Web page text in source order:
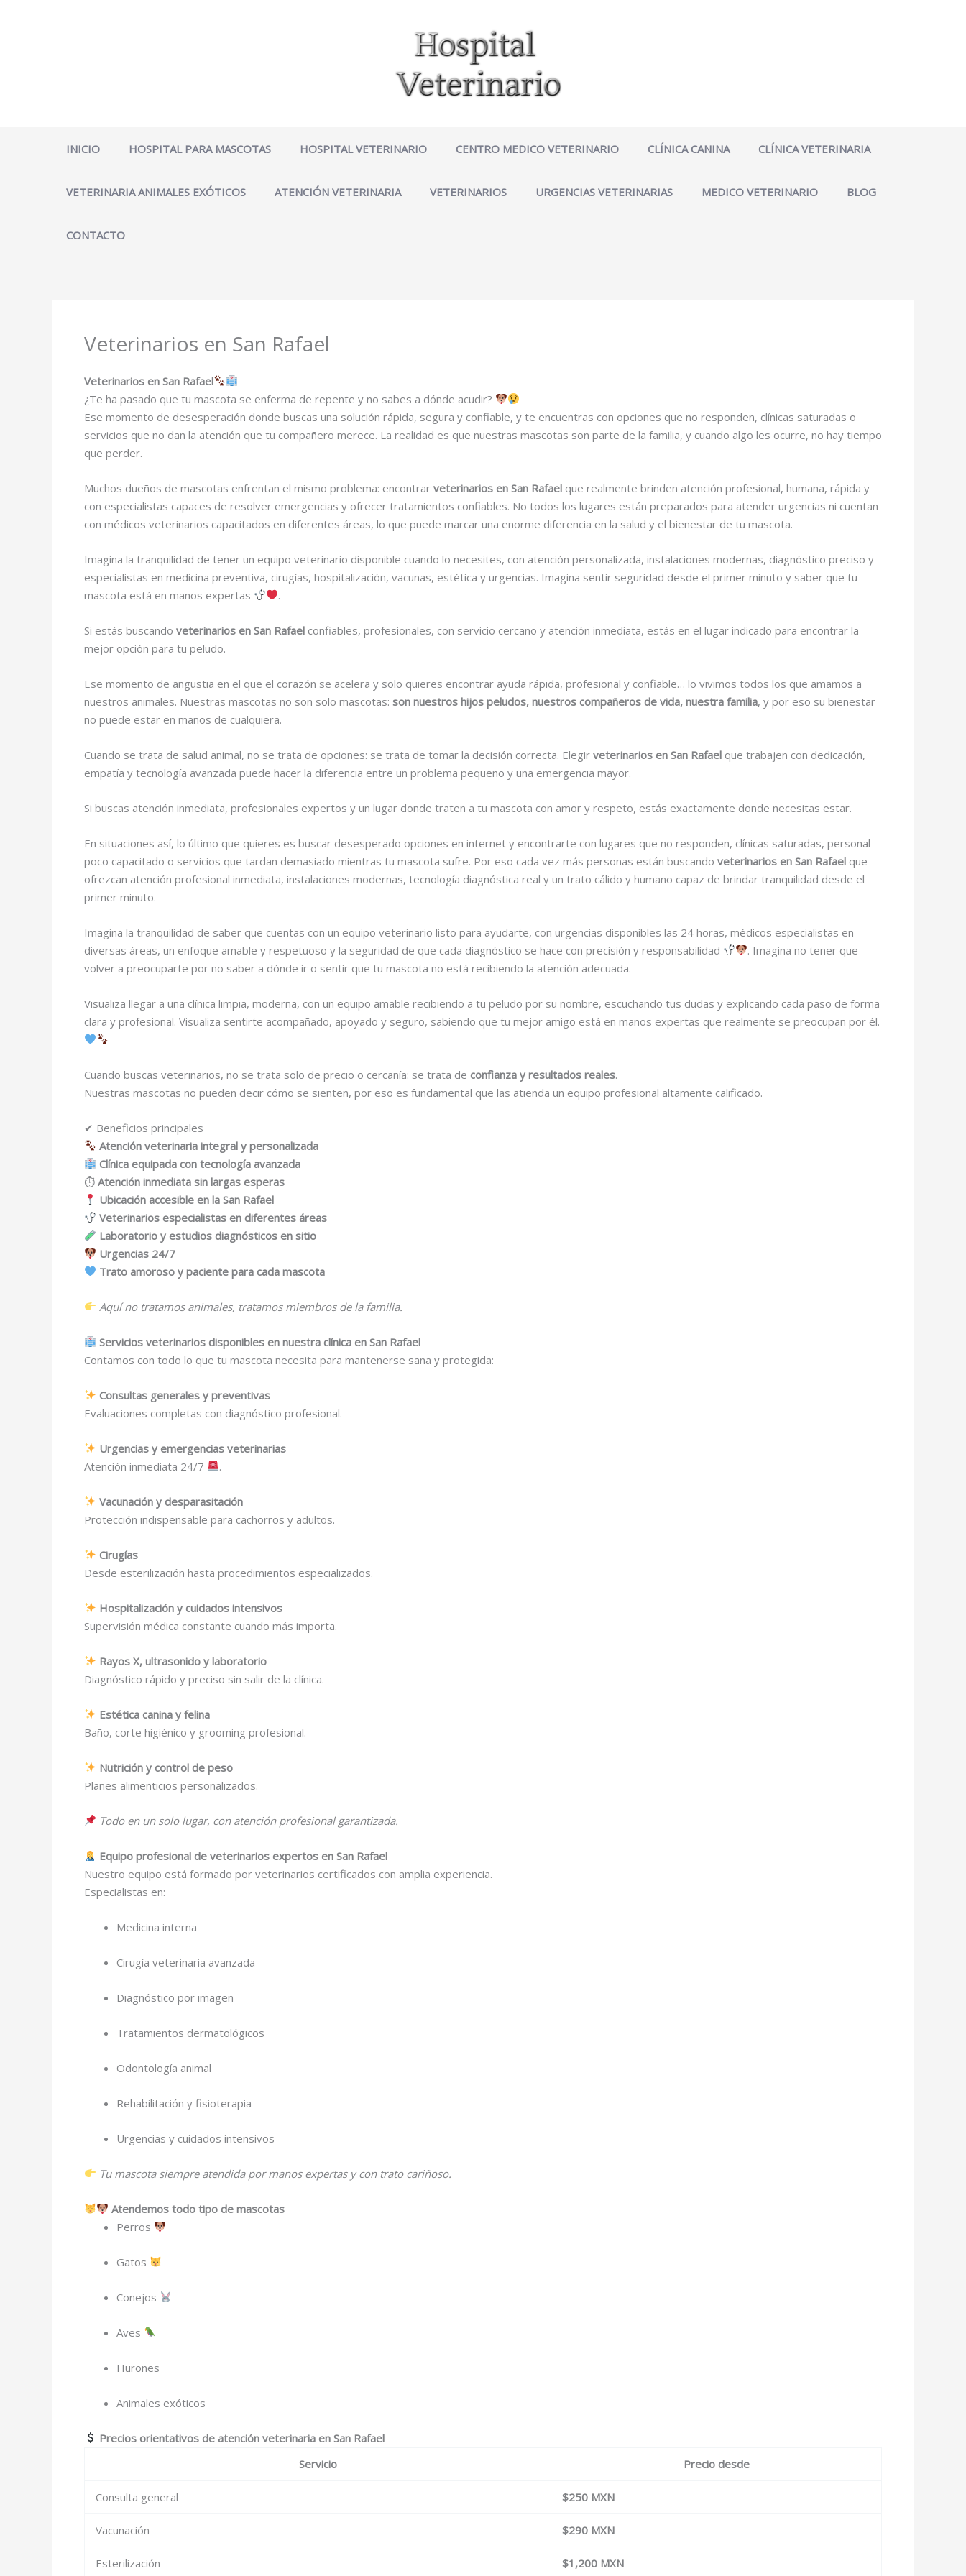
INICIO HOSPITAL PARA MASCOTAS HOSPITAL VETERINARIO CENTRO MEDICO VETERINARIO CLÍNICA CANINA CLÍNICA VETERINARIA
VETERINARIA ANIMALES EXÓTICOS ATENCIÓN VETERINARIA VETERINARIOS URGENCIAS VETERINARIAS MEDICO VETERINARIO BLOG
CONTACTO
Veterinarios en San Rafael
Veterinarios en San Rafael
¿Te ha pasado que tu mascota se enferma de repente y no sabes a dónde acudir?
Ese momento de desesperación donde buscas una solución rápida, segura y confiable, y te encuentras con opciones que no responden, clínicas saturadas o
servicios que no dan la atención que tu compañero merece. La realidad es que nuestras mascotas son parte de la familia, y cuando algo les ocurre, no hay tiempo
que perder.
Muchos dueños de mascotas enfrentan el mismo problema: encontrar veterinarios en San Rafael que realmente brinden atención profesional, humana, rápida y
con especialistas capaces de resolver emergencias y ofrecer tratamientos confiables. No todos los lugares están preparados para atender urgencias ni cuentan
con médicos veterinarios capacitados en diferentes áreas, lo que puede marcar una enorme diferencia en la salud y el bienestar de tu mascota.
Imagina la tranquilidad de tener un equipo veterinario disponible cuando lo necesites, con atención personalizada, instalaciones modernas, diagnóstico preciso y
especialistas en medicina preventiva, cirugías, hospitalización, vacunas, estética y urgencias. Imagina sentir seguridad desde el primer minuto y saber que tu
mascota está en manos expertas
.
Si estás buscando veterinarios en San Rafael confiables, profesionales, con servicio cercano y atención inmediata, estás en el lugar indicado para encontrar la
mejor opción para tu peludo.
Ese momento de angustia en el que el corazón se acelera y solo quieres encontrar ayuda rápida, profesional y confiable… lo vivimos todos los que amamos a
nuestros animales. Nuestras mascotas no son solo mascotas: son nuestros hijos peludos, nuestros compañeros de vida, nuestra familia, y por eso su bienestar
no puede estar en manos de cualquiera.
Cuando se trata de salud animal, no se trata de opciones: se trata de tomar la decisión correcta. Elegir veterinarios en San Rafael que trabajen con dedicación,
empatía y tecnología avanzada puede hacer la diferencia entre un problema pequeño y una emergencia mayor.
Si buscas atención inmediata, profesionales expertos y un lugar donde traten a tu mascota con amor y respeto, estás exactamente donde necesitas estar.
En situaciones así, lo último que quieres es buscar desesperado opciones en internet y encontrarte con lugares que no responden, clínicas saturadas, personal
poco capacitado o servicios que tardan demasiado mientras tu mascota sufre. Por eso cada vez más personas están buscando veterinarios en San Rafael que
ofrezcan atención profesional inmediata, instalaciones modernas, tecnología diagnóstica real y un trato cálido y humano capaz de brindar tranquilidad desde el
primer minuto.
Imagina la tranquilidad de saber que cuentas con un equipo veterinario listo para ayudarte, con urgencias disponibles las 24 horas, médicos especialistas en
diversas áreas, un enfoque amable y respetuoso y la seguridad de que cada diagnóstico se hace con precisión y responsabilidad
. Imagina no tener que
volver a preocuparte por no saber a dónde ir o sentir que tu mascota no está recibiendo la atención adecuada.
Visualiza llegar a una clínica limpia, moderna, con un equipo amable recibiendo a tu peludo por su nombre, escuchando tus dudas y explicando cada paso de forma
clara y profesional. Visualiza sentirte acompañado, apoyado y seguro, sabiendo que tu mejor amigo está en manos expertas que realmente se preocupan por él.
Cuando buscas veterinarios, no se trata solo de precio o cercanía: se trata de confianza y resultados reales.
Nuestras mascotas no pueden decir cómo se sienten, por eso es fundamental que las atienda un equipo profesional altamente calificado.
✔ Beneficios principales
Atención veterinaria integral y personalizada
Clínica equipada con tecnología avanzada
⏱ Atención inmediata sin largas esperas
Ubicación accesible en la San Rafael
Veterinarios especialistas en diferentes áreas
Laboratorio y estudios diagnósticos en sitio
Urgencias 24/7
Trato amoroso y paciente para cada mascota
Aquí no tratamos animales, tratamos miembros de la familia.
Servicios veterinarios disponibles en nuestra clínica en San Rafael
Contamos con todo lo que tu mascota necesita para mantenerse sana y protegida:
Consultas generales y preventivas
Evaluaciones completas con diagnóstico profesional.
Urgencias y emergencias veterinarias
Atención inmediata 24/7
.
Vacunación y desparasitación
Protección indispensable para cachorros y adultos.
Cirugías
Desde esterilización hasta procedimientos especializados.
Hospitalización y cuidados intensivos
Supervisión médica constante cuando más importa.
Rayos X, ultrasonido y laboratorio
Diagnóstico rápido y preciso sin salir de la clínica.
Estética canina y felina
Baño, corte higiénico y grooming profesional.
Nutrición y control de peso
Planes alimenticios personalizados.
Todo en un solo lugar, con atención profesional garantizada.
Equipo profesional de veterinarios expertos en San Rafael
Nuestro equipo está formado por veterinarios certificados con amplia experiencia.
Especialistas en:
Medicina interna
Cirugía veterinaria avanzada
Diagnóstico por imagen
Tratamientos dermatológicos
Odontología animal
Rehabilitación y fisioterapia
Urgencias y cuidados intensivos
Tu mascota siempre atendida por manos expertas y con trato cariñoso.
Atendemos todo tipo de mascotas
Perros
Gatos
Conejos
Aves
Hurones
Animales exóticos
Precios orientativos de atención veterinaria en San Rafael
Servicio
Precio desde
Consulta general $250 MXN
Vacunación $290 MXN
Esterilización $1,200 MXN